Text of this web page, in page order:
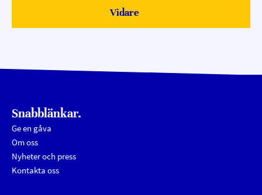
Submit
Vidare
Snabblänkar.
Ge en gåva
Om oss
Nyheter och press
Kontakta oss